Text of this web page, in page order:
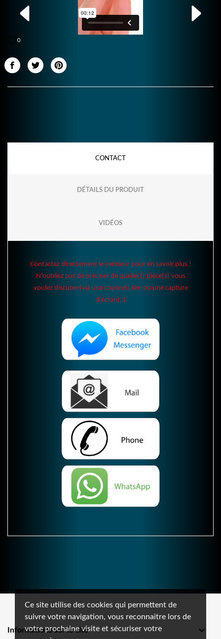
Ce site utilise des cookies qui permettent de
suivre votre navigation, vous reconnaitre lors de
votre prochaine visite et sécuriser votre
0
CONTACT
DÉTAILS DU PRODUIT
VIDÉOS
Contactez directement le vendeur pour en savoir plus !
N'oubliez pas de préciser de quelle(s) pièce(s) vous
voulez discuter (via une copie du lien ou une capture
d'écran) :)
Informations sur le site 